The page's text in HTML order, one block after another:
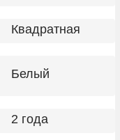
Квадратная
Белый
2 года